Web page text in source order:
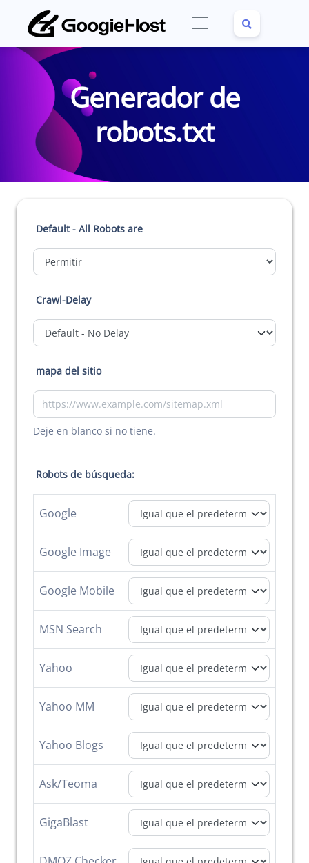
Generador de
robots.txt
Default - All Robots are
Crawl-Delay
mapa del sitio
Deje en blanco si no tiene.
Robots de búsqueda:
Google
Google Image
Google Mobile
MSN Search
Yahoo
Yahoo MM
Yahoo Blogs
Ask/Teoma
GigaBlast